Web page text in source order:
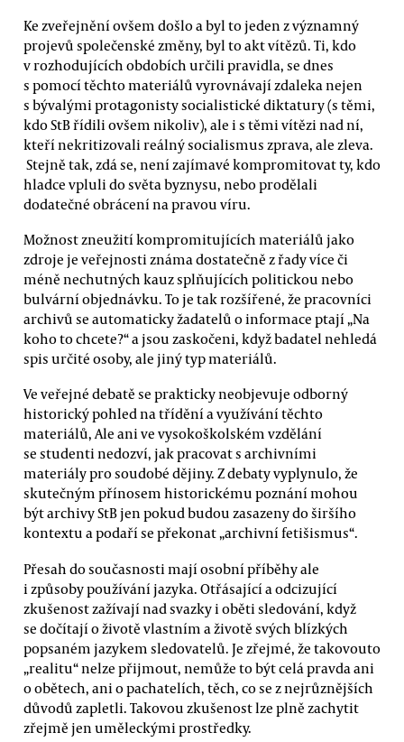
Ke zveřejnění ovšem došlo a byl to jeden z významný
projevů společenské změny, byl to akt vítězů. Ti, kdo
v rozhodujících obdobích určili pravidla, se dnes
s pomocí těchto materiálů vyrovnávají zdaleka nejen
s bývalými protagonisty socialistické diktatury (s těmi,
kdo StB řídili ovšem nikoliv), ale i s těmi vítězi nad ní,
kteří nekritizovali reálný socialismus zprava, ale zleva.
Stejně tak, zdá se, není zajímavé kompromitovat ty, kdo
hladce vpluli do světa byznysu, nebo prodělali
dodatečné obrácení na pravou víru.
Možnost zneužití kompromitujících materiálů jako
zdroje je veřejnosti známa dostatečně z řady více či
méně nechutných kauz splňujících politickou nebo
bulvární objednávku. To je tak rozšířené, že pracovníci
archivů se automaticky žadatelů o informace ptají „Na
koho to chcete?“ a jsou zaskočeni, když badatel nehledá
spis určité osoby, ale jiný typ materiálů.
Ve veřejné debatě se prakticky neobjevuje odborný
historický pohled na třídění a využívání těchto
materiálů, Ale ani ve vysokoškolském vzdělání
se studenti nedozví, jak pracovat s archivními
materiály pro soudobé dějiny. Z debaty vyplynulo, že
skutečným přínosem historickému poznání mohou
být archivy StB jen pokud budou zasazeny do širšího
kontextu a podaří se překonat „archivní fetišismus“.
Přesah do současnosti mají osobní příběhy ale
i způsoby používání jazyka. Otřásající a odcizující
zkušenost zažívají nad svazky i oběti sledování, když
se dočítají o životě vlastním a životě svých blízkých
popsaném jazykem sledovatelů. Je zřejmé, že takovouto
„realitu“ nelze přijmout, nemůže to být celá pravda ani
o obětech, ani o pachatelích, těch, co se z nejrůznějších
důvodů zapletli. Takovou zkušenost lze plně zachytit
zřejmě jen uměleckými prostředky.